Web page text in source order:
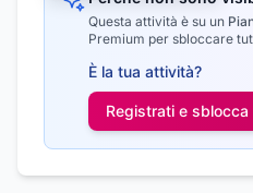
Questa attività è su un
Premium per sbloccare
È la tua attività?
Registrati e